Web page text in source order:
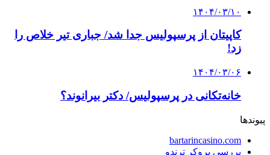
۱۴۰۴/۰۳/۱۰
کاپیتان از پرسپولیس جدا شد/ جباری تیر خلاص را
زد!
۱۴۰۴/۰۳/۰۶
خانه‌تکانی در پرسپولیس/ دکتر بیرانوند؟
پیوندها
bartarincasino.com
بررسی بروکر ترندو